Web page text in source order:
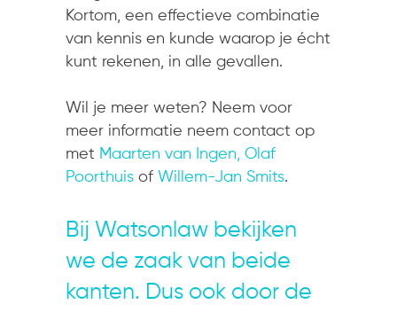
Kortom, een effectieve combinatie
van kennis en kunde waarop je écht
kunt rekenen, in alle gevallen.
Wil je meer weten? Neem voor
meer informatie neem contact op
met Maarten van Ingen, Olaf
Poorthuis of Willem-Jan Smits.
Bij Watsonlaw bekijken
we de zaak van beide
kanten. Dus ook door de